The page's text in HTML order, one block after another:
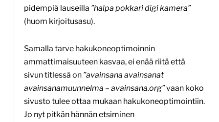
pidempiä lauseilla ”halpa pokkari digi kamera”
(huom kirjoitusasu).
Samalla tarve hakukoneoptimoinnin
ammattimaisuuteen kasvaa, ei enää riitä että
sivun titlessä on ”avainsana avainsanat
avainsanamuunnelma – avainsana.org”vaan koko
sivusto tulee ottaa mukaan hakukoneoptimointiin.
Jo nyt pitkän hännän etsiminen